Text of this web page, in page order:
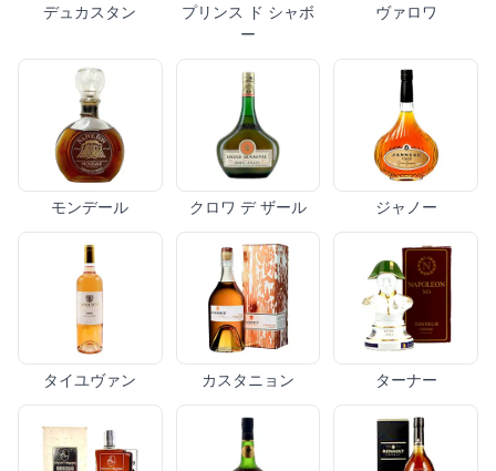
デュカスタン
プリンス ド シャボ
ー
ヴァロワ
モンデール クロワ デ ザール ジャノー
タイユヴァン カスタニョン ターナー